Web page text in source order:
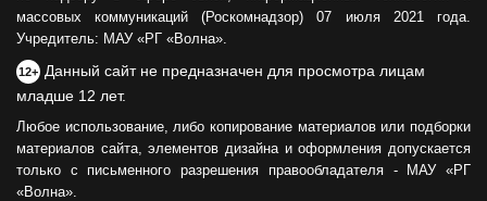
массовых коммуникаций (Роскомнадзор) 07 июля 2021 года.
Учредитель: МАУ «РГ «Волна».
12+ Данный сайт не предназначен для просмотра лицам
младше 12 лет.
Любое использование, либо копирование материалов или подборки
материалов сайта, элементов дизайна и оформления допускается
только с письменного разрешения правообладателя - МАУ «РГ
«Волна».